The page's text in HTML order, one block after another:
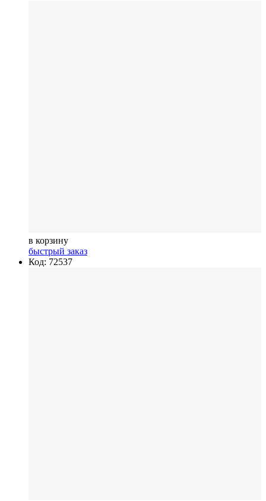
в корзину
быстрый заказ
Код: 72537